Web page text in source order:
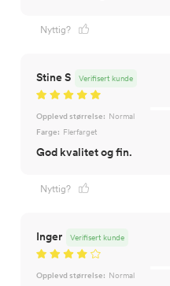
Nyttig?
Stine S Verifisert kunde
Opplevd størrelse: Normal
Farge: Flerfarget
God kvalitet og fin.
Nyttig?
Inger Verifisert kunde
Opplevd størrelse: Normal